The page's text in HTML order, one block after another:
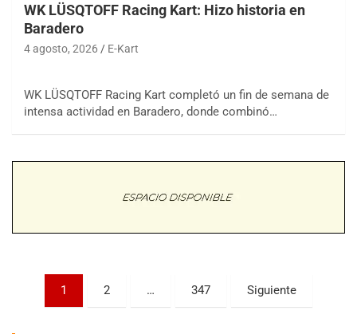
WK LÜSQTOFF Racing Kart: Hizo historia en
Baradero
4 agosto, 2026 E-Kart
WK LÜSQTOFF Racing Kart completó un fin de semana de
intensa actividad en Baradero, donde combinó…
Paginación
1 2 … 347 Siguiente
COBERTURA ESPECIAL DE E-KART.COM.AR
08/09-AGO
Trenque Lauquen (Buenos Aires)
Villaguay (Entre Ríos)